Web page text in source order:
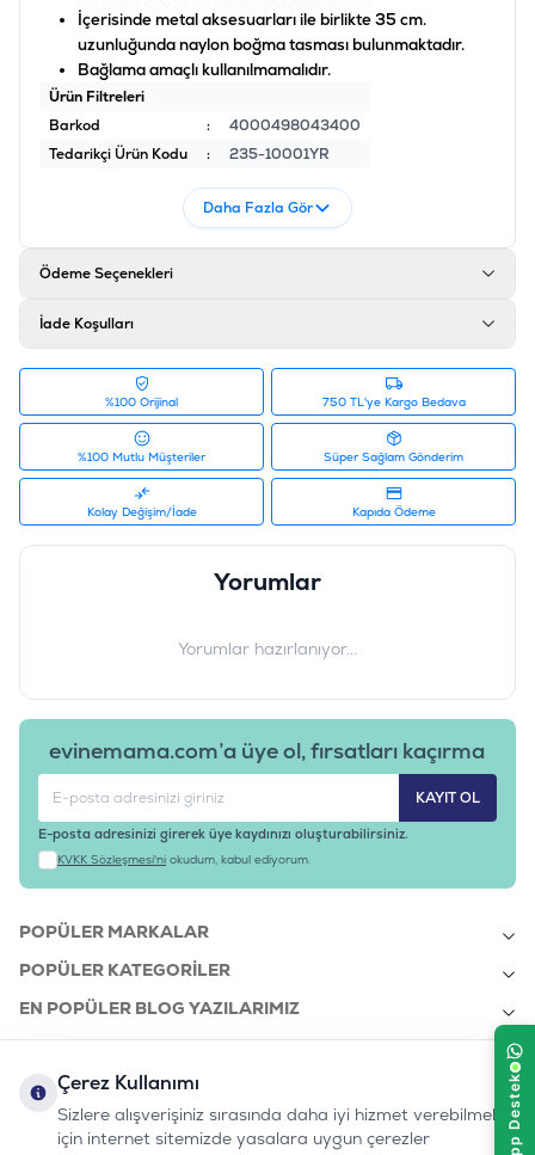
İçerisinde metal aksesuarları ile birlikte 35 cm.
uzunluğunda naylon boğma tasması bulunmaktadır.
Bağlama amaçlı kullanılmamalıdır.
Ürün Filtreleri
Barkod
:
4000498043400
Tedarikçi Ürün Kodu
: 235-10001YR
Daha Fazla Gör
Ödeme Seçenekleri
İade Koşulları
%100 Orijinal 750 TL'ye Kargo Bedava
%100 Mutlu Müşteriler Süper Sağlam Gönderim
Kolay Değişim/İade Kapıda Ödeme
Yorumlar
Yorumlar hazırlanıyor...
evinemama.com’a üye ol, fırsatları kaçırma
KAYIT OL
E-posta adresinizi girerek üye kaydınızı oluşturabilirsiniz.
KVKK Sözleşmesi'ni okudum, kabul ediyorum.
POPÜLER MARKALAR
POPÜLER KATEGORILER
EN POPÜLER BLOG YAZILARIMIZ
KURUMSAL
Çerez Kullanımı
Sizlere alışverişiniz sırasında daha iyi hizmet verebilmek
için internet sitemizde yasalara uygun çerezler